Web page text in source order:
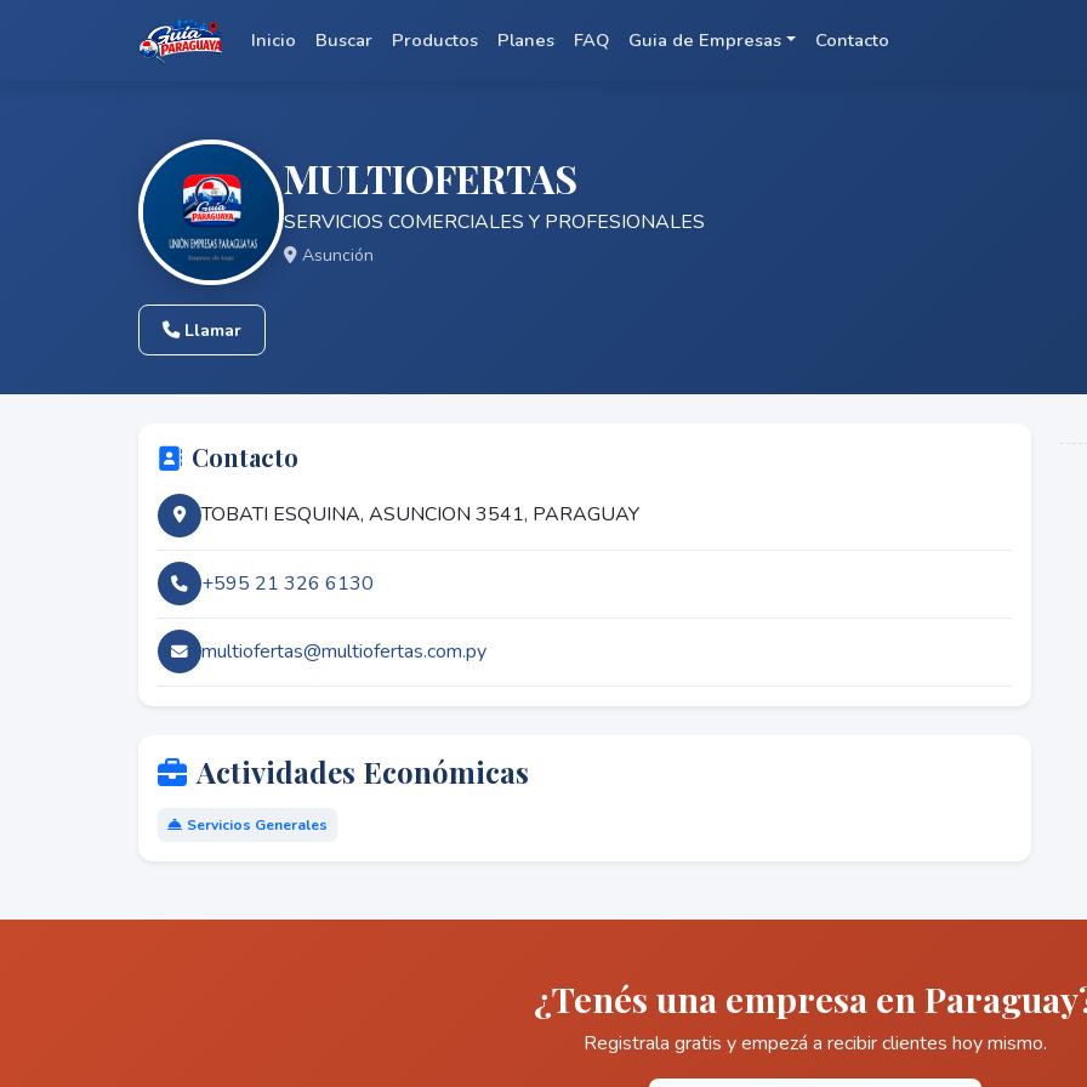
Inicio Buscar Productos Planes FAQ Guia de Empresas Contacto
MULTIOFERTAS
SERVICIOS COMERCIALES Y PROFESIONALES
Asunción
Llamar
Contacto
TOBATI ESQUINA, ASUNCION 3541, PARAGUAY
+595 21 326 6130
multiofertas@multiofertas.com.py
Actividades Económicas
Servicios Generales
¿Tenés una empresa en
Registrala gratis y empezá a recibir clientes hoy mismo.